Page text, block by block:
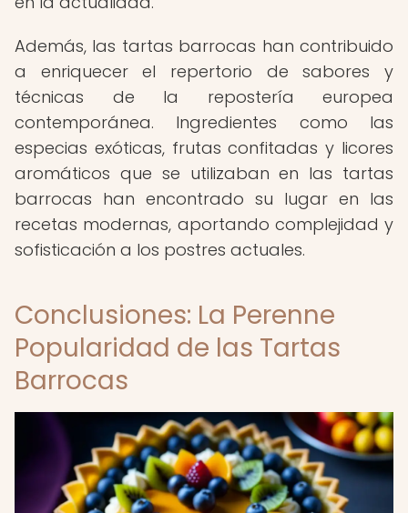
Además, las tartas barrocas han contribuido
a enriquecer el repertorio de sabores y
técnicas de la repostería europea
contemporánea. Ingredientes como las
especias exóticas, frutas confitadas y licores
aromáticos que se utilizaban en las tartas
barrocas han encontrado su lugar en las
recetas modernas, aportando complejidad y
sofisticación a los postres actuales.
Conclusiones: La Perenne
Popularidad de las Tartas
Barrocas